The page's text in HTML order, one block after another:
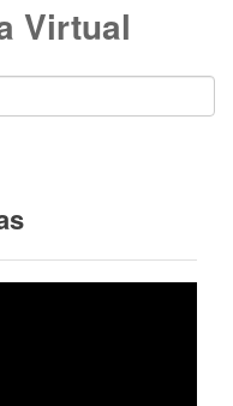
Virtual